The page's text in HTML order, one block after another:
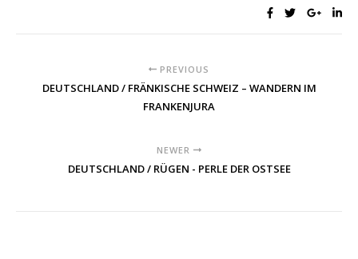
PREVIOUS
DEUTSCHLAND / FRÄNKISCHE SCHWEIZ – WANDERN IM
FRANKENJURA
NEWER
DEUTSCHLAND / RÜGEN - PERLE DER OSTSEE